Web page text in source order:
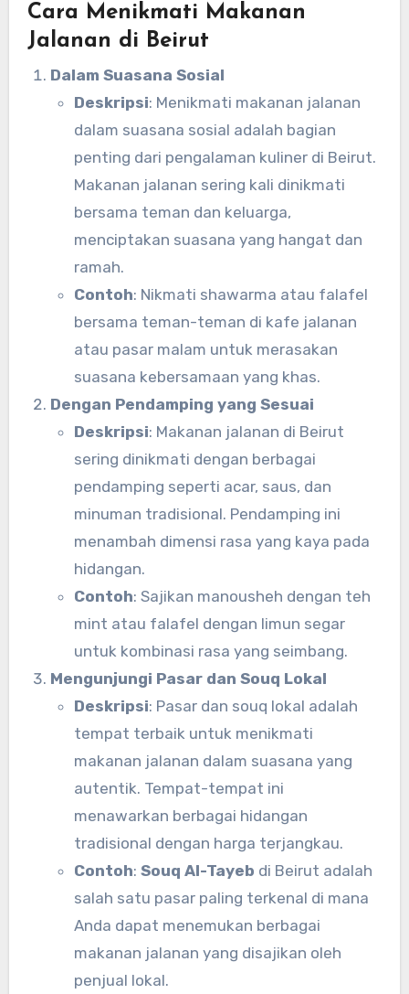
Cara Menikmati Makanan
Jalanan di Beirut
Dalam Suasana Sosial
Deskripsi: Menikmati makanan jalanan
dalam suasana sosial adalah bagian
penting dari pengalaman kuliner di Beirut.
Makanan jalanan sering kali dinikmati
bersama teman dan keluarga,
menciptakan suasana yang hangat dan
ramah.
Contoh: Nikmati shawarma atau falafel
bersama teman-teman di kafe jalanan
atau pasar malam untuk merasakan
suasana kebersamaan yang khas.
Dengan Pendamping yang Sesuai
Deskripsi: Makanan jalanan di Beirut
sering dinikmati dengan berbagai
pendamping seperti acar, saus, dan
minuman tradisional. Pendamping ini
menambah dimensi rasa yang kaya pada
hidangan.
Contoh: Sajikan manousheh dengan teh
mint atau falafel dengan limun segar
untuk kombinasi rasa yang seimbang.
Mengunjungi Pasar dan Souq Lokal
Deskripsi: Pasar dan souq lokal adalah
tempat terbaik untuk menikmati
makanan jalanan dalam suasana yang
autentik. Tempat-tempat ini
menawarkan berbagai hidangan
tradisional dengan harga terjangkau.
Contoh: Souq Al-Tayeb di Beirut adalah
salah satu pasar paling terkenal di mana
Anda dapat menemukan berbagai
makanan jalanan yang disajikan oleh
penjual lokal.